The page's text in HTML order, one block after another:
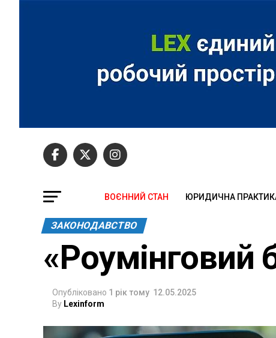
ВОЄННИЙ СТАН ЮРИДИЧНА
ЗАКОНОДАВСТВО
«Роумінговий
Опубліковано 1 рік тому 12.05.2025
By Lexinform